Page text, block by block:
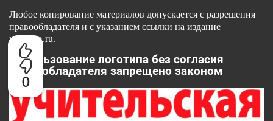
0
Любое копирование материалов допускается с разрешения
правообладателя и с указанием ссылки на издание
www.ug.ru.
Использование логотипа без согласия
правообладателя запрещено законом